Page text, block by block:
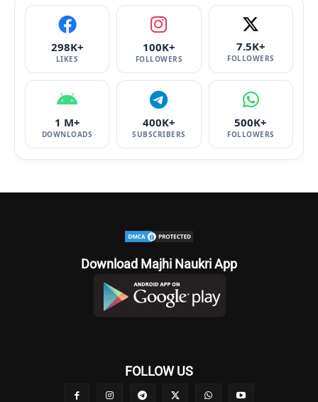
298K+
LIKES
100K+
FOLLOWERS
7.5K+
FOLLOWERS
1 M+
DOWNLOADS
400K+
SUBSCRIBERS
500K+
FOLLOWERS
Download Majhi Naukri App
FOLLOW US